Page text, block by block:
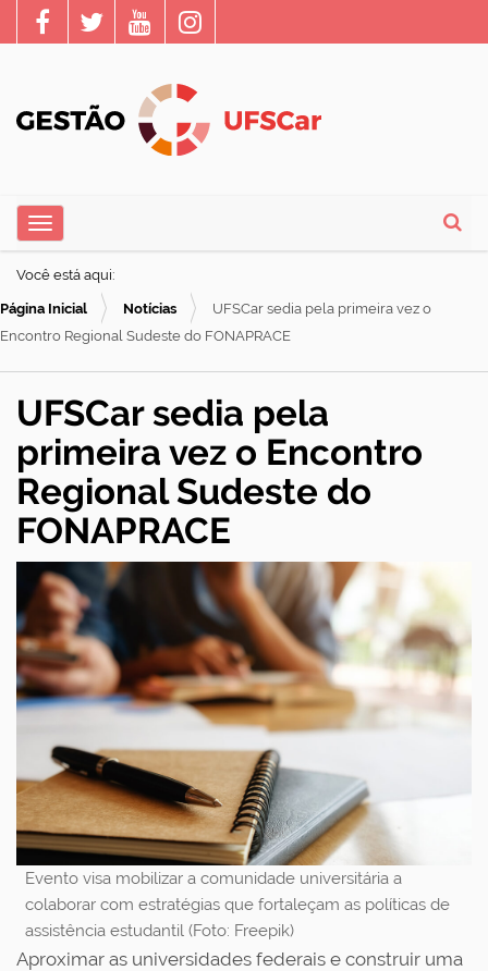
Busca
e
g
Toggle navigation
Você está aqui:
Página Inicial Notícias
UFSCar sedia pela primeira vez o
Encontro Regional Sudeste do FONAPRACE
UFSCar sedia pela
primeira vez o Encontro
Regional Sudeste do
FONAPRACE
Evento visa mobilizar a comunidade universitária a
colaborar com estratégias que fortaleçam as políticas de
assistência estudantil (Foto: Freepik)
Aproximar as universidades federais e construir uma